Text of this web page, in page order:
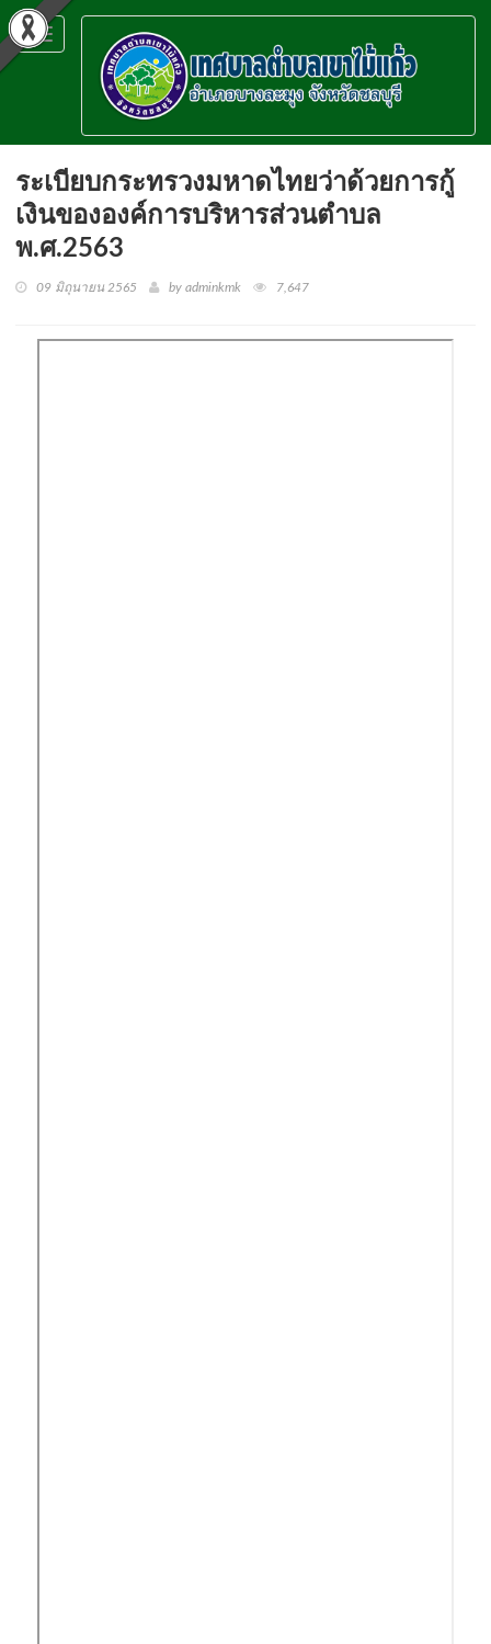
Toggle
navigation
ระเบียบกระทรวงมหาดไทยว่าด้วยการกู้
เงินขององค์การบริหารส่วนตำบล
พ.ศ.2563
09 มิถุนายน 2565 by adminkmk 7,647